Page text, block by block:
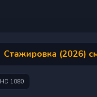
Стажировка (2026)
HD 1080